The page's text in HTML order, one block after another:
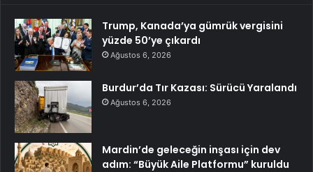
Trump, Kanada’ya gümrük vergisini
yüzde 50’ye çıkardı
Ağustos 6, 2026
Burdur’da Tır Kazası: Sürücü Yaralandı
Ağustos 6, 2026
Mardin’de geleceğin inşası için dev
adım: “Büyük Aile Platformu” kuruldu